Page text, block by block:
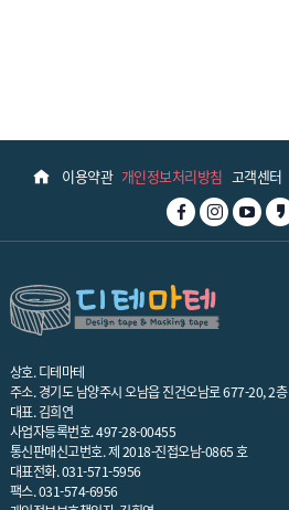
이용약관 개인정보처리방침 고객센터
상호. 디테마테
주소. 경기도 남양주시 오남읍 진건오남로 677-20, 2층
대표. 김희연
사업자등록번호. 497-28-00455
통신판매신고번호. 제 2018-진접오남-0865 호
대표전화.031-571-5956
팩스. 031-574-6956